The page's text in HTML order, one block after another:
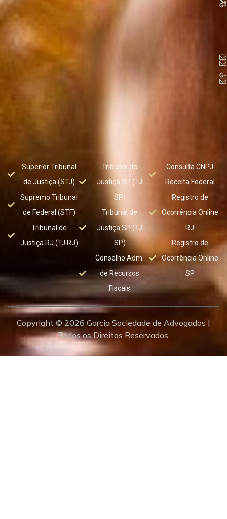
Superior Tribunal
de Justiça (STJ)
Supremo Tribunal
de Federal (STF)
Tribunal de
Justiça RJ (TJ RJ)
Tribunal de
Justiça SP (TJ
SP)
Tribunal de
Justiça SP (TJ
SP)
Conselho Adm.
de Recursos
Fiscais
Consulta CNPJ
Receita Federal
Registro de
Ocorrência Online
RJ
Registro de
Ocorrência Online
SP
Copyright © 2026 Garcia Sociedade de Advogados |
Todos os Direitos Reservados.